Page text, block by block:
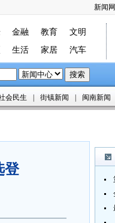
新闻
金融 教育
文明
生活 家居 汽车
会民生 街镇新闻 闽南新闻
登